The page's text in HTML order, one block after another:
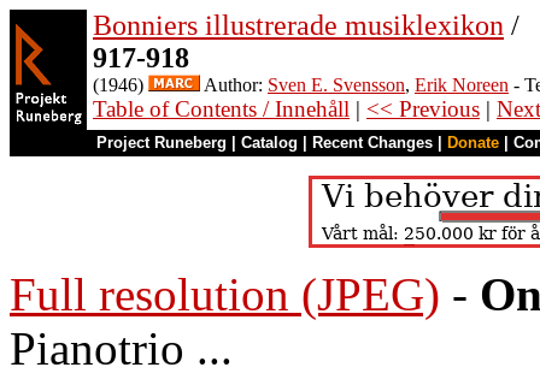
Bonniers illustrerade musiklexikon /
917-918
(1946) Author: Sven E. Svensson, Erik Noreen -
Table of Contents / Innehåll | << Previous |
Project Runeberg Catalog Recent Changes Donate
Full resolution (JPEG) -
Pianotrio ...